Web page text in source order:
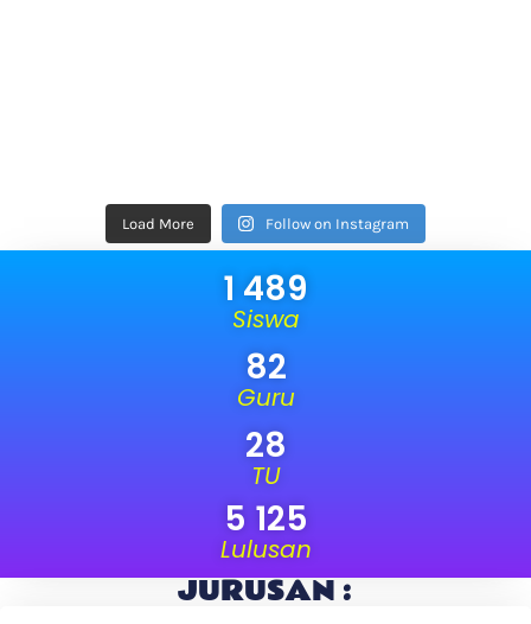
Load More Follow on Instagram
Siswa
1 489
Guru
82
TU
28
Lulusan
5 125
JURUSAN :